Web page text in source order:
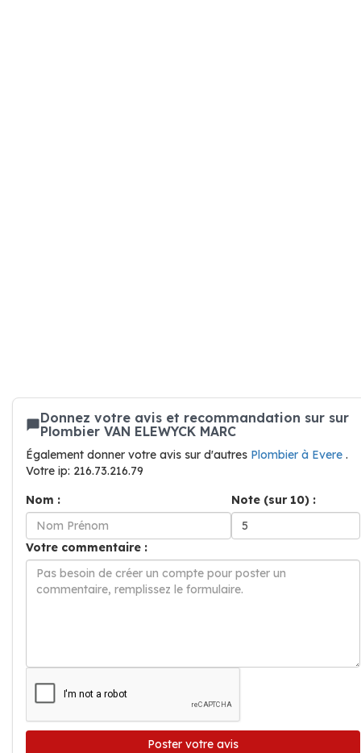
Donnez votre avis et recommandation sur sur
Plombier VAN ELEWYCK MARC
Également donner votre avis sur d'autres Plombier à Evere .
Votre ip: 216.73.216.79
Nom :
Note (sur 10) :
Votre commentaire :
Poster votre avis